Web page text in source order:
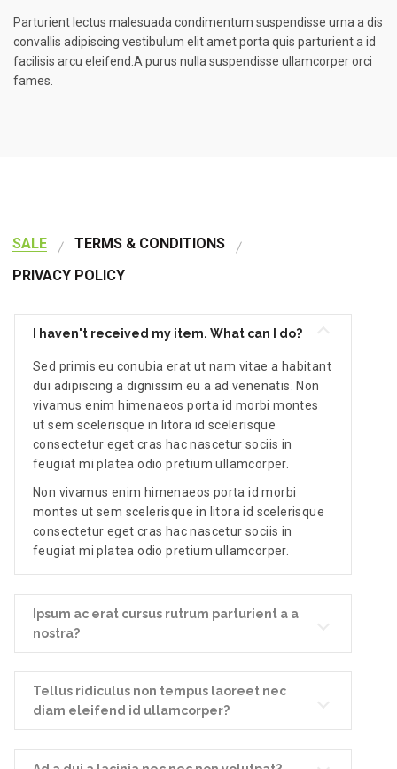
Parturient lectus malesuada condimentum suspendisse urna a dis
convallis adipiscing vestibulum elit amet porta quis parturient a id
facilisis arcu eleifend.A purus nulla suspendisse ullamcorper orci
fames.
SALE
TERMS & CONDITIONS
PRIVACY POLICY
I haven't received my item. What can I do?
Sed primis eu conubia erat ut nam vitae a habitant
dui adipiscing a dignissim eu a ad venenatis. Non
vivamus enim himenaeos porta id morbi montes
ut sem scelerisque in litora id scelerisque
consectetur eget cras hac nascetur sociis in
feugiat mi platea odio pretium ullamcorper.
Non vivamus enim himenaeos porta id morbi
montes ut sem scelerisque in litora id scelerisque
consectetur eget cras hac nascetur sociis in
feugiat mi platea odio pretium ullamcorper.
Ipsum ac erat cursus rutrum parturient a a
nostra?
Tellus ridiculus non tempus laoreet nec
diam eleifend id ullamcorper?